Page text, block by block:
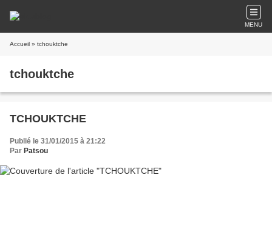
MENU
Accueil » tchouktche
tchouktche
TCHOUKTCHE
Publié le 31/01/2015 à 21:22
Par Patsou